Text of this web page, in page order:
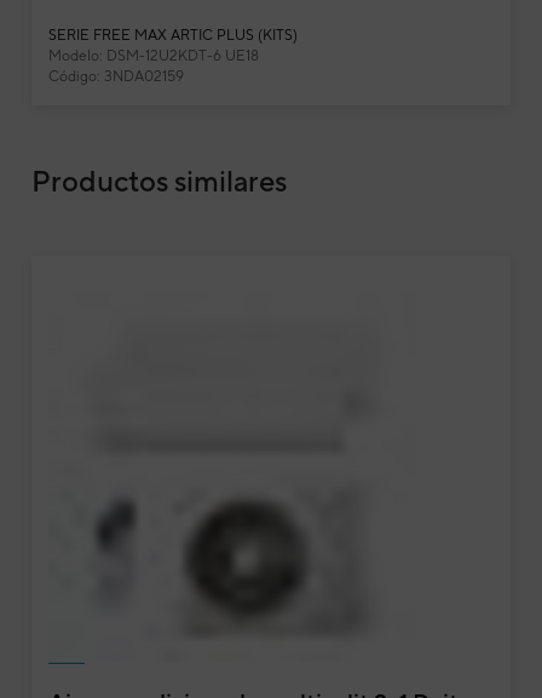
SERIE FREE MAX ARTIC PLUS (KITS)
Modelo: DSM-12U2KDT-6 UE18
Código: 3NDA02159
Productos similares